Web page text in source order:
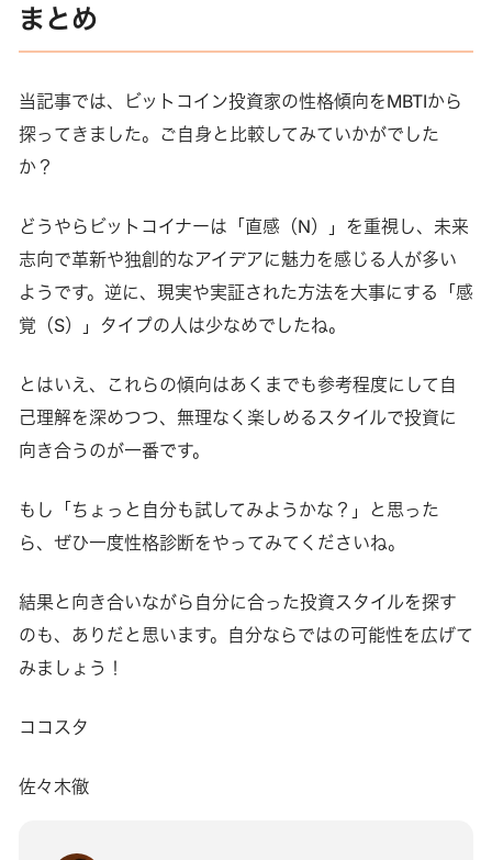
まとめ
当記事では、ビットコイン投資家の性格傾向をMBTIから
探ってきました。ご自身と比較してみていかがでした
か？
どうやらビットコイナーは「直感（N）」を重視し、未来
志向で革新や独創的なアイデアに魅力を感じる人が多い
ようです。逆に、現実や実証された方法を大事にする「感
覚（S）」タイプの人は少なめでしたね。
とはいえ、これらの傾向はあくまでも参考程度にして自
己理解を深めつつ、無理なく楽しめるスタイルで投資に
向き合うのが一番です。
もし「ちょっと自分も試してみようかな？」と思った
ら、ぜひ一度性格診断をやってみてくださいね。
結果と向き合いながら自分に合った投資スタイルを探す
のも、ありだと思います。自分ならではの可能性を広げて
みましょう！
ココスタ
佐々木徹